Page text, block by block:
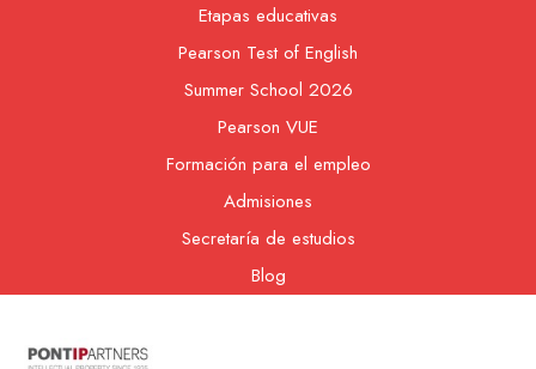
Etapas educativas
Pearson Test of English
Summer School 2026
Pearson VUE
Formación para el empleo
Admisiones
Secretaría de estudios
Blog